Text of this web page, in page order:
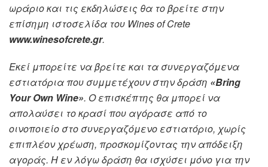
ωράριο και τις εκδηλώσεις θα το βρείτε στην
επίσημη ιστοσελίδα του Wines of Crete
www.winesofcrete.gr.
Εκεί μπορείτε να βρείτε και τα συνεργαζόμενα
εστιατόρια που συμμετέχουν στην δράση «Bring
Your Own Wine». Ο επισκέπτης θα μπορεί να
απολαύσει το κρασί που αγόρασε από το
οινοποιείο στο συνεργαζόμενο εστιατόριο, χωρίς
επιπλέον χρέωση, προσκομίζοντας την απόδειξη
αγοράς. Η εν λόγω δράση θα ισχύσει μόνο για την